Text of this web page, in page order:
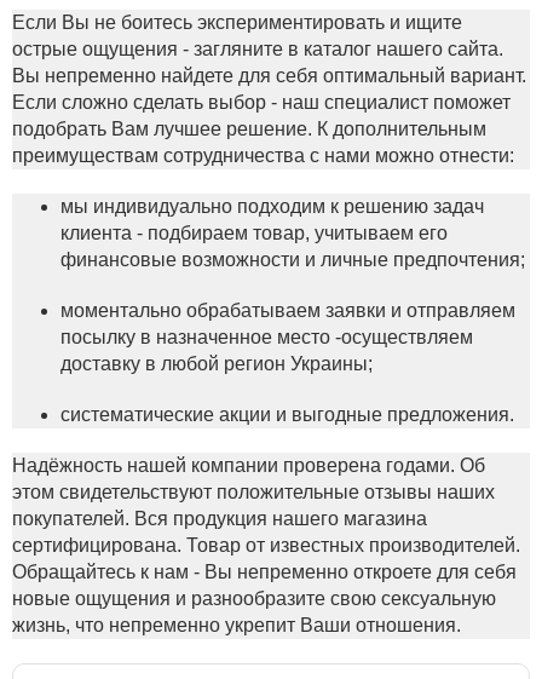
Если Вы не боитесь экспериментировать и ищите
острые ощущения - загляните в каталог нашего сайта.
Вы непременно найдете для себя оптимальный вариант.
Если сложно сделать выбор - наш специалист поможет
подобрать Вам лучшее решение. К дополнительным
преимуществам сотрудничества с нами можно отнести:
мы индивидуально подходим к решению задач
клиента - подбираем товар, учитываем его
финансовые возможности и личные предпочтения;
моментально обрабатываем заявки и отправляем
посылку в назначенное место -осуществляем
доставку в любой регион Украины;
систематические акции и выгодные предложения.
Надёжность нашей компании проверена годами. Об
этом свидетельствуют положительные отзывы наших
покупателей. Вся продукция нашего магазина
сертифицирована. Товар от известных производителей.
Обращайтесь к нам - Вы непременно откроете для себя
новые ощущения и разнообразите свою сексуальную
жизнь, что непременно укрепит Ваши отношения.